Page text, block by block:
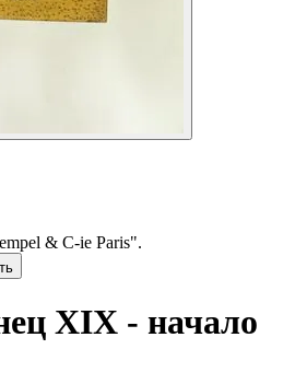
& C-ie Paris".
XIX - начало